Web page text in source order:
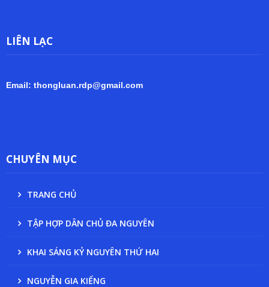
LIÊN LẠC
Email: thongluan.rdp@gmail.com
CHUYÊN MỤC
TRANG CHỦ
TẬP HỢP DÂN CHỦ ĐA NGUYÊN
KHAI SÁNG KỶ NGUYÊN THỨ HAI
NGUYỄN GIA KIỂNG